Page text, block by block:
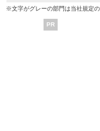
※文字がグレーの部門は当社規定
PR